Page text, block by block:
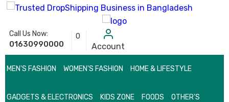
Call Us Now:
01630990000
0
Account
MEN'S FASHION WOMEN'S FASHION HOME & LIFESTYLE
GADGETS & ELECTRONICS KIDS ZONE FOODS OTHER'S